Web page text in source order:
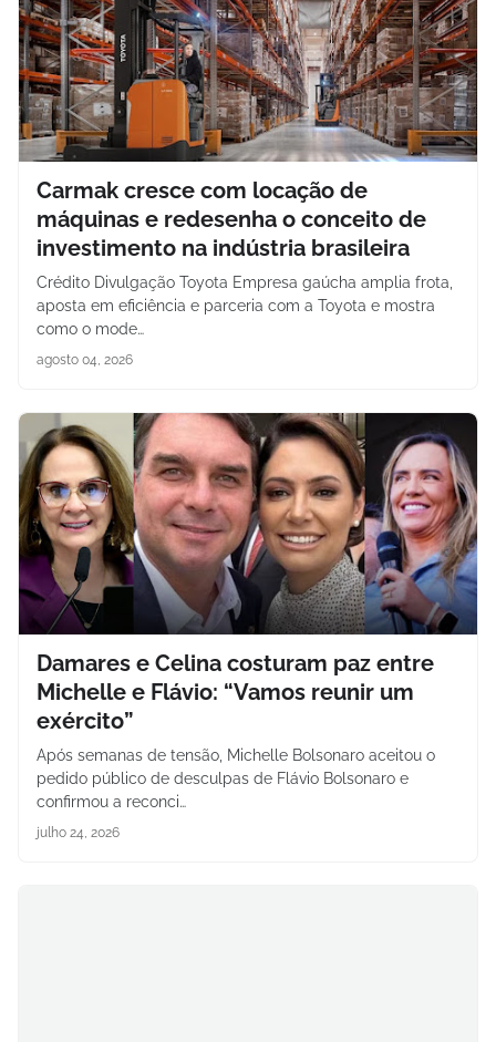
Carmak cresce com locação de
máquinas e redesenha o conceito de
investimento na indústria brasileira
Crédito Divulgação Toyota Empresa gaúcha amplia frota,
aposta em eficiência e parceria com a Toyota e mostra
como o mode…
agosto 04, 2026
Damares e Celina costuram paz entre
Michelle e Flávio: “Vamos reunir um
exército”
Após semanas de tensão, Michelle Bolsonaro aceitou o
pedido público de desculpas de Flávio Bolsonaro e
confirmou a reconci…
julho 24, 2026